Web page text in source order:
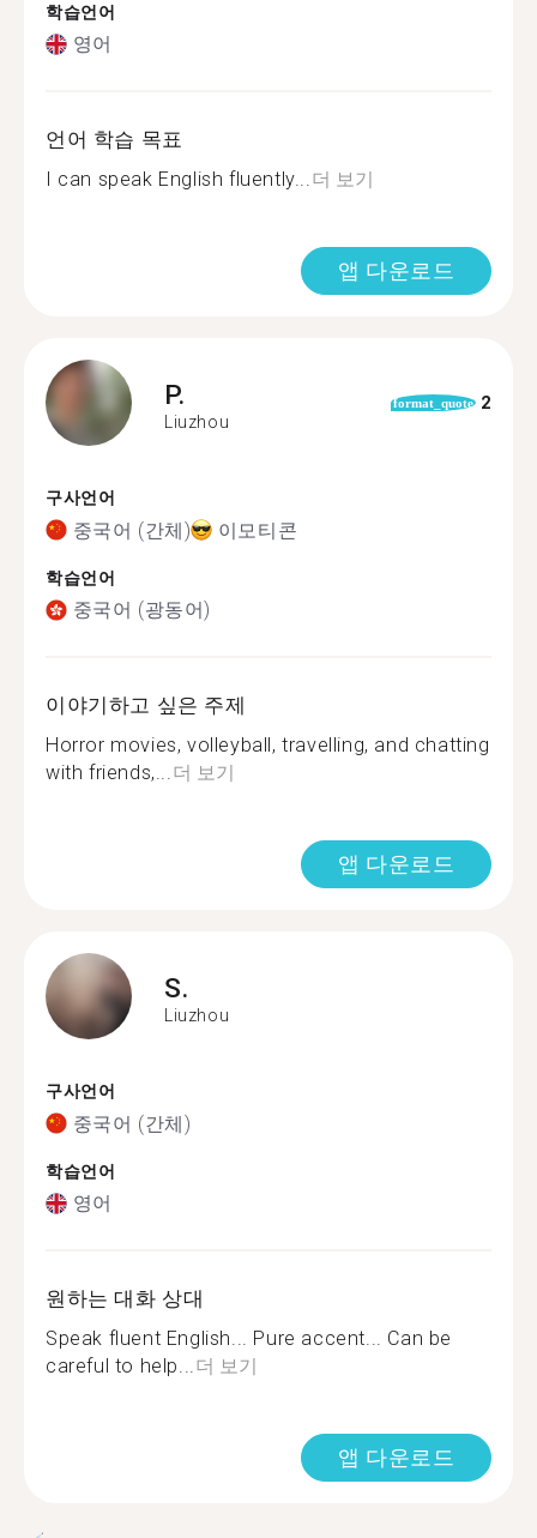
학습언어
영어
언어 학습 목표
I can speak English fluently...더 보기
앱 다운로드
P.
Liuzhou
format_quote 2
구사언어
중국어 (간체) 이모티콘
학습언어
중국어 (광동어)
이야기하고 싶은 주제
Horror movies, volleyball, travelling, and chatting
with friends,...더 보기
앱 다운로드
S.
Liuzhou
구사언어
중국어 (간체)
학습언어
영어
원하는 대화 상대
Speak fluent English... Pure accent... Can be
careful to help...더 보기
앱 다운로드